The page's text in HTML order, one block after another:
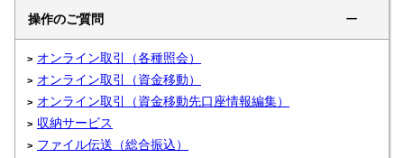
操作のご質問 ー
オンライン取引（各種照会）
オンライン取引（資金移動）
オンライン取引（資金移動先口座情報編集）
収納サービス
ファイル伝送（総合振込）